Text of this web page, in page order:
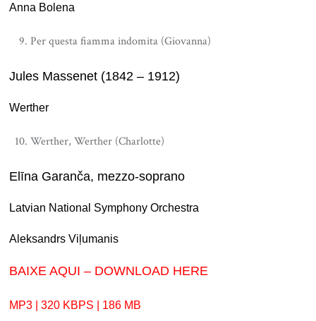
Anna Bolena
Per questa fiamma indomita (Giovanna)
Jules Massenet (1842 – 1912)
Werther
Werther, Werther (Charlotte)
Elīna Garanča, mezzo-soprano
Latvian National Symphony Orchestra
Aleksandrs Viļumanis
BAIXE AQUI – DOWNLOAD HERE
MP3 | 320 KBPS | 186 MB